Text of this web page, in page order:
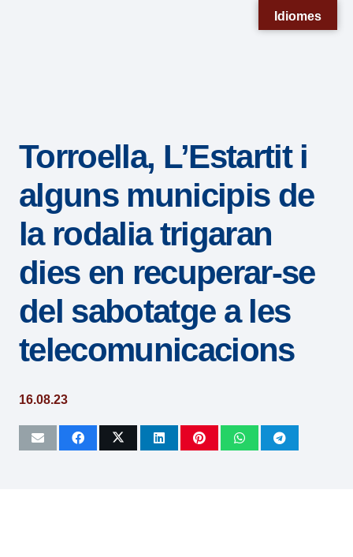
sistema
accesibilidad.
Torroella, L’Estartit i
alguns municipis de
la rodalia trigaran
dies en recuperar-se
del sabotatge a les
telecomunicacions
16.08.23
Idiomes